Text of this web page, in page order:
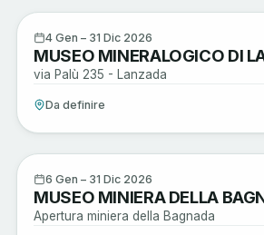
Arte e Cultura
4 Gen – 31 Dic 2026
MUSEO MINERALOGICO DI
via Palù 235 - Lanzada
Da definire
Arte e Cultura
6 Gen – 31 Dic 2026
MUSEO MINIERA DELLA
Apertura miniera della Bagnada